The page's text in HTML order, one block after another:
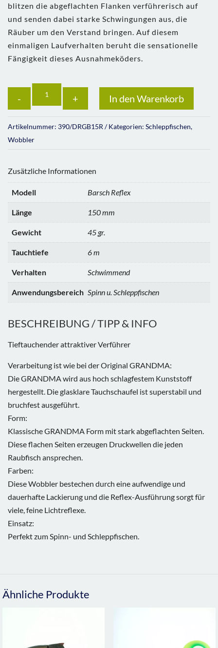
blitzen die abgeflachten Flanken verführerisch auf
und senden dabei starke Schwingungen aus, die
Räuber um den Verstand bringen. Auf diesem
einmaligen Laufverhalten beruht die sensationelle
Fängigkeit dieses Ausnahmeköders.
Anzahl
In den Warenkorb
Artikelnummer: 390/DRGB15R Kategorien: Schleppfischen,
Wobbler
Zusätzliche Informationen
Modell Barsch Reflex
Länge 150 mm
Gewicht 45 gr.
Tauchtiefe 6 m
Verhalten Schwimmend
Anwendungsbereich Spinn u. Schleppfischen
BESCHREIBUNG / TIPP & INFO
Tieftauchender attraktiver Verführer
Verarbeitung ist wie bei der Original GRANDMA:
Die GRANDMA wird aus hoch schlagfestem Kunststoff
hergestellt. Die glasklare Tauchschaufel ist superstabil und
bruchfest ausgeführt.
Form:
Klassische GRANDMA Form mit stark abgeflachten Seiten.
Diese flachen Seiten erzeugen Druckwellen die jeden
Raubfisch ansprechen.
Farben:
Diese Wobbler bestechen durch eine aufwendige und
dauerhafte Lackierung und die Reflex-Ausführung sorgt für
viele, feine Lichtreflexe.
Einsatz:
Perfekt zum Spinn- und Schleppfischen.
Ähnliche Produkte